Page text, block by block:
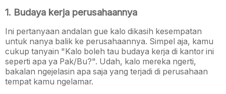
1. Budaya kerja perusahaannya
Ini pertanyaan andalan gue kalo dikasih kesempatan
untuk nanya balik ke perusahaannya. Simpel aja, kamu
cukup tanyain "Kalo boleh tau budaya kerja di kantor ini
seperti apa ya Pak/Bu?". Udah, kalo mereka ngerti,
bakalan ngejelasin apa saja yang terjadi di perusahaan
tempat kamu ngelamar.